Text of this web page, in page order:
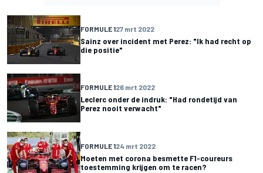
FORMULE 127 mrt 2022
Sainz over incident met Perez: "Ik had recht op
die positie"
FORMULE 126 mrt 2022
Leclerc onder de indruk: "Had rondetijd van
Perez nooit verwacht"
FORMULE 124 mrt 2022
Moeten met corona besmette F1-coureurs
toestemming krijgen om te racen?